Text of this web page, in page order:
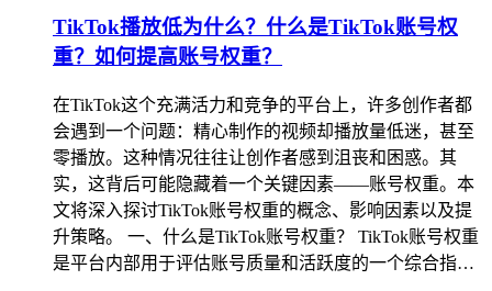
TikTok播放低为什么？什么是TikTok账号权
重？如何提高账号权重？
在TikTok这个充满活力和竞争的平台上，许多创作者都
会遇到一个问题：精心制作的视频却播放量低迷，甚至
零播放。这种情况往往让创作者感到沮丧和困惑。其
实，这背后可能隐藏着一个关键因素——账号权重。本
文将深入探讨TikTok账号权重的概念、影响因素以及提
升策略。 一、什么是TikTok账号权重？ TikTok账号权重
是平台内部用于评估账号质量和活跃度的一个综合指…